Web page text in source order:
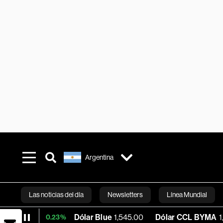
Argentina
Las noticias del día Newsletters Línea Mundial
Bloomberg
Dólar Blue 1,545.00 Dólar CCL BYMA 1,579.83